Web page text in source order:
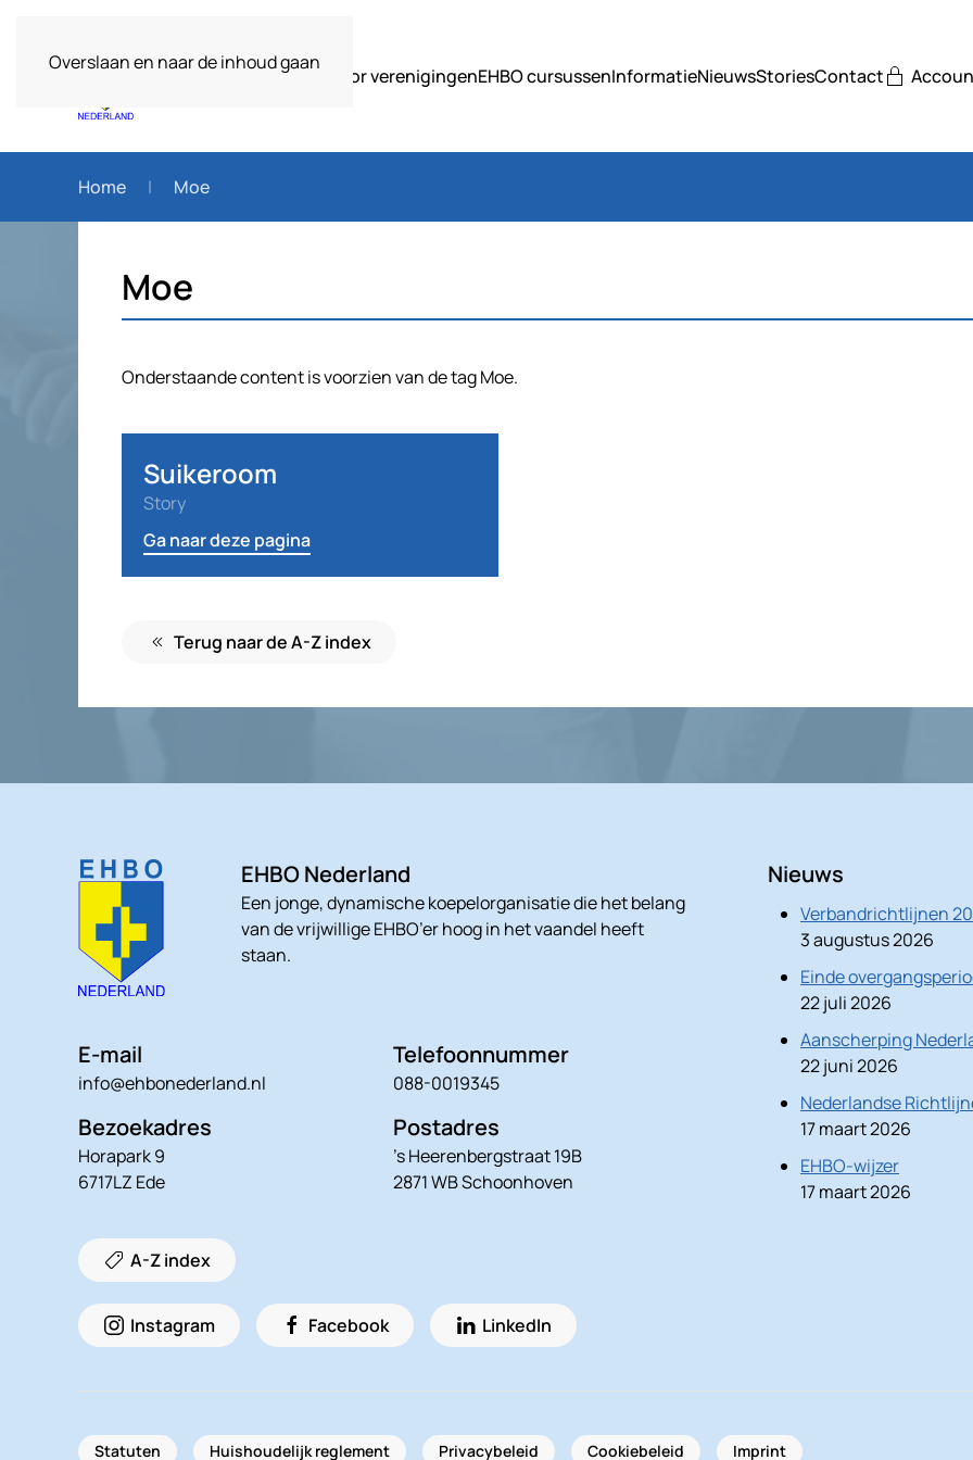
Overslaan en naar de inhoud gaan
Over ons Voor verenigingenEHBO cursussenInformatieNieuwsStoriesContact
Home Moe
Moe
Onderstaande content is voorzien van de tag Moe.
Suikeroom
Story
Ga naar deze pagina
Terug naar de A-Z index
EHBO Nederland
Een jonge, dynamische koepelorganisatie die het belang
van de vrijwillige EHBO’er hoog in het vaandel heeft
staan.
E-mail
info@ehbonederland.nl
Telefoonnummer
088-0019345
Bezoekadres
Horapark 9
6717LZ Ede
Postadres
’s Heerenbergstraat 19B
2871 WB Schoonhoven
A-Z index
Instagram Facebook LinkedIn
Nieuws
Verbandrichtlijnen
3 augustus 2026
Einde
22 juli 2026
Aanscherping
22 juni 2026
Nederlandse
17 maart 2026
EHBO-wijzer
17 maart 2026
Statuten Huishoudelijk reglement Privacybeleid Cookiebeleid Imprint